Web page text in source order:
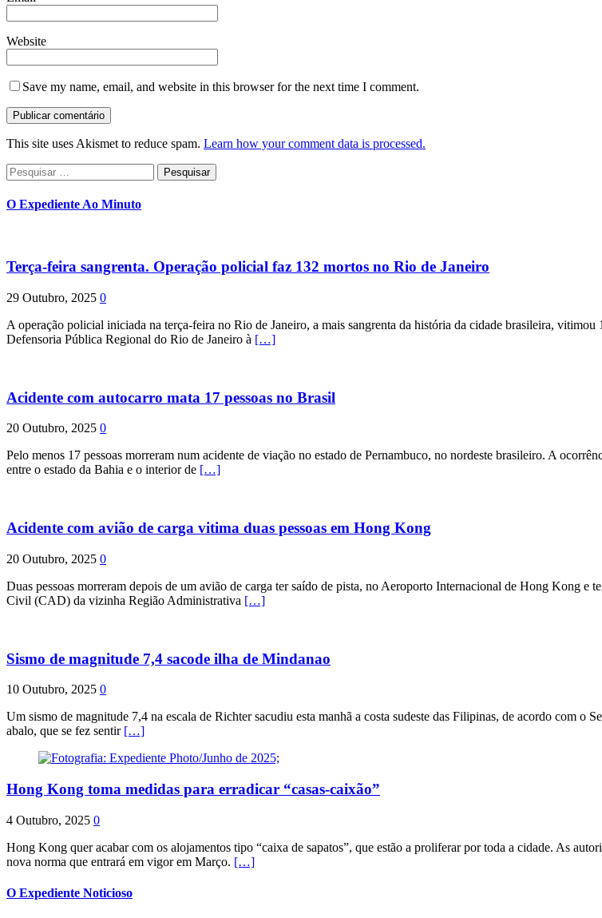
Website
Save my name, email, and website in this browser for the next time I comment.
This site uses Akismet to reduce spam. Learn how your comment data is processed.
Pesquisar
por:
O Expediente Ao Minuto
Terça-feira sangrenta. Operação policial faz 132 mortos no Rio de Janeiro
29 Outubro, 2025 0
A operação policial iniciada na terça-feira no Rio de Janeiro, a mais sangrenta da história da cidade brasileira,
Defensoria Pública Regional do Rio de Janeiro à […]
Acidente com autocarro mata 17 pessoas no Brasil
20 Outubro, 2025 0
Pelo menos 17 pessoas morreram num acidente de viação no estado de Pernambuco, no nordeste brasileiro. A
entre o estado da Bahia e o interior de […]
Acidente com avião de carga vitima duas pessoas em Hong Kong
20 Outubro, 2025 0
Duas pessoas morreram depois de um avião de carga ter saído de pista, no Aeroporto Internacional de Hong Kong
Civil (CAD) da vizinha Região Administrativa […]
Sismo de magnitude 7,4 sacode ilha de Mindanao
10 Outubro, 2025 0
Um sismo de magnitude 7,4 na escala de Richter sacudiu esta manhã a costa sudeste das Filipinas, de acordo com
abalo, que se fez sentir […]
Hong Kong toma medidas para erradicar “casas-caixão”
4 Outubro, 2025 0
Hong Kong quer acabar com os alojamentos tipo “caixa de sapatos”, que estão a proliferar por toda a cidade. As
nova norma que entrará em vigor em Março. […]
O Expediente Noticioso